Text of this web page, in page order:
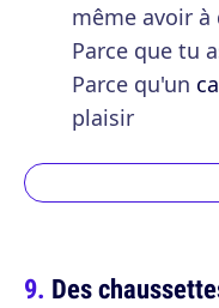
même avoir à
Parce que tu
Parce qu'un
plaisir
Des